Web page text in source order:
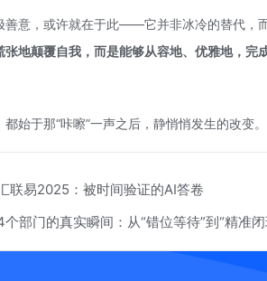
善意，或许就在于此——它并非冰冷的替代，
张地颠覆自我，而是能够从容地、优雅地，完
始于那“咔嚓”一声之后，静悄悄发生的改变。
联易2025：被时间验证的AI答卷
个部门的真实瞬间：从“错位等待”到“精准